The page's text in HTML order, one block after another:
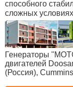
способного
сложных
Генераторы
двигателей
(Россия),